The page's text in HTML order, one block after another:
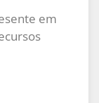
em